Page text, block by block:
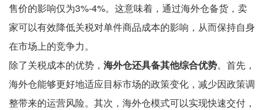
售价的影响仅为3%-4%。这意味着，通过海外仓备货，卖
家可以有效降低关税对单件商品成本的影响，从而保持自身
在市场上的竞争力。
除了关税成本的优势， 海外仓还具备其他综合优势。首先，
海外仓能够更好地适应目标市场的政策变化，减少因政策调
整带来的运营风险。其次，海外仓模式可以实现快速交付，